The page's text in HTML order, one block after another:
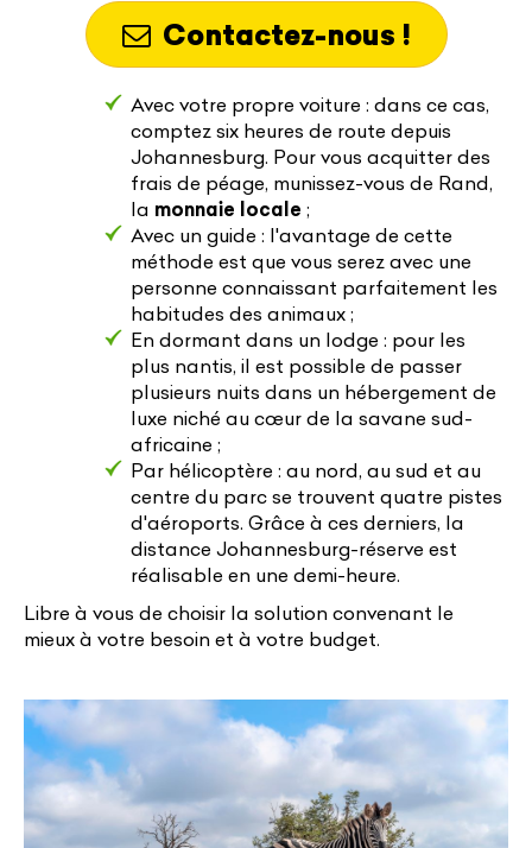
Contactez-nous !
Avec votre propre voiture : dans ce cas,
comptez six heures de route depuis
Johannesburg. Pour vous acquitter des
frais de péage, munissez-vous de Rand,
la monnaie locale ;
Avec un guide : l'avantage de cette
méthode est que vous serez avec une
personne connaissant parfaitement les
habitudes des animaux ;
En dormant dans un lodge : pour les
plus nantis, il est possible de passer
plusieurs nuits dans un hébergement de
luxe niché au cœur de la savane sud-
africaine ;
Par hélicoptère : au nord, au sud et au
centre du parc se trouvent quatre pistes
d'aéroports. Grâce à ces derniers, la
distance Johannesburg-réserve est
réalisable en une demi-heure.
Libre à vous de choisir la solution convenant le
mieux à votre besoin et à votre budget.